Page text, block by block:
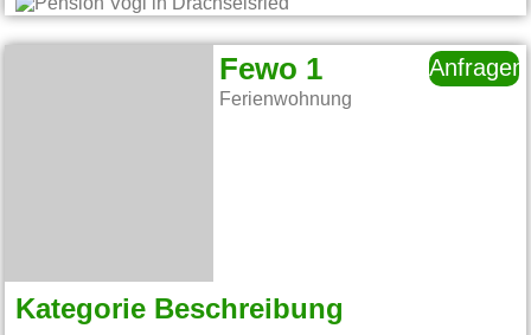
Fewo 1
Ferienwohnung
Anfragen
Kategorie Beschreibung